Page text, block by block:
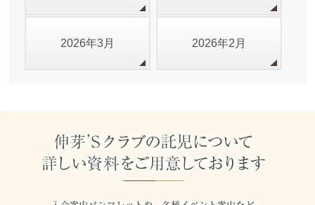
2026年3月 2026年2月